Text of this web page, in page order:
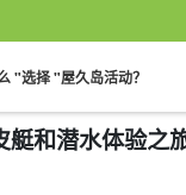
"选择 "屋久岛活动？
和潜水体验之